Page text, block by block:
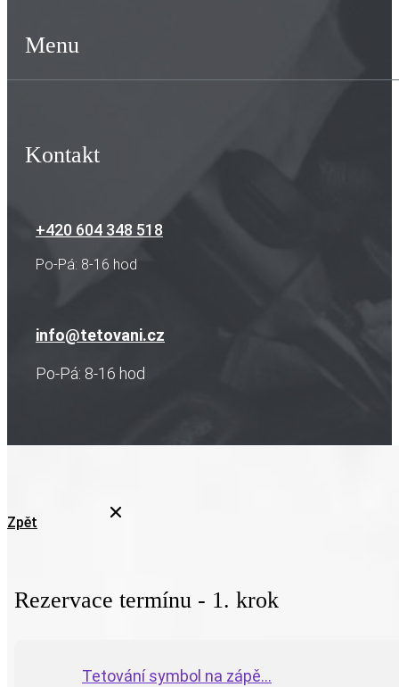
Menu
Kontakt
+420 604 348 518
Po-Pá: 8-16 hod
info@tetovani.cz
Po-Pá: 8-16 hod
Zpět
Rezervace termínu - 1. krok
Tetování symbol na zápě...